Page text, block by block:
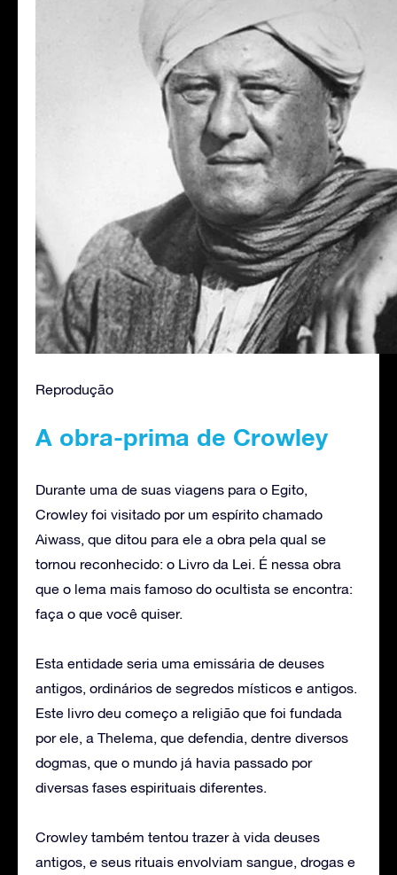
Reprodução
A obra-prima de Crowley
Durante uma de suas viagens para o Egito,
Crowley foi visitado por um espírito chamado
Aiwass, que ditou para ele a obra pela qual se
tornou reconhecido: o Livro da Lei. É nessa obra
que o lema mais famoso do ocultista se encontra:
faça o que você quiser.
Esta entidade seria uma emissária de deuses
antigos, ordinários de segredos místicos e antigos.
Este livro deu começo a religião que foi fundada
por ele, a Thelema, que defendia, dentre diversos
dogmas, que o mundo já havia passado por
diversas fases espirituais diferentes.
Crowley também tentou trazer à vida deuses
antigos, e seus rituais envolviam sangue, drogas e